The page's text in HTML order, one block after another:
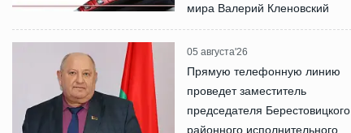
мира Валерий Кленовский
05 августа'26
Прямую телефонную линию
проведет заместитель
председателя Берестовицкого
районного исполнительного